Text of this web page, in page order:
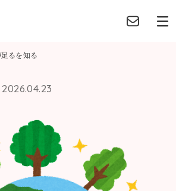
足るを知る
2026.04.23